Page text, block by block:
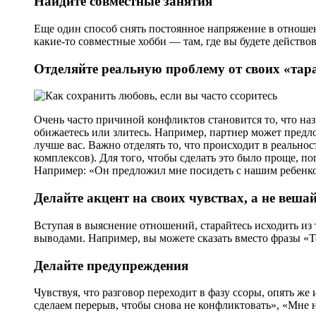
Еще один способ снять постоянное напряжение в
какие-то совместные хобби — там, где вы будете
Отделяйте реальную проблему от своих
Очень часто причиной конфликтов становится то, что
обижаетесь или злитесь. Например, партнер может
лучше вас. Важно отделять то, что происходит в
комплексов). Для того, чтобы сделать это было проще,
Например: «Он предложил мне посидеть с нашим
Делайте акцент на своих чувствах, а не
Вступая в выяснение отношений, старайтесь исходить
выводами. Например, вы можете сказать вместо фразы
Делайте предупреждения
Чувствуя, что разговор переходит в фазу ссоры, опять
сделаем перерыв, чтобы снова не конфликтовать», «Мне